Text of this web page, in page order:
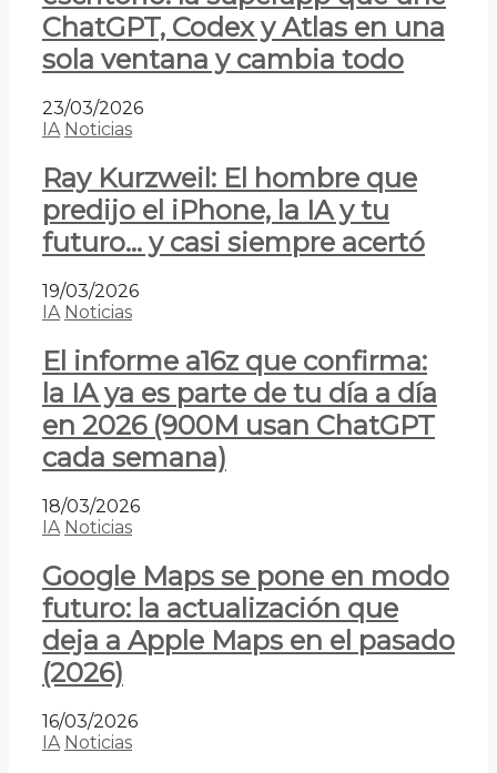
ChatGPT, Codex y Atlas en una
sola ventana y cambia todo
23/03/2026
IA Noticias
Ray Kurzweil: El hombre que
predijo el iPhone, la IA y tu
futuro… y casi siempre acertó
19/03/2026
IA Noticias
El informe a16z que confirma:
la IA ya es parte de tu día a día
en 2026 (900M usan ChatGPT
cada semana)
18/03/2026
IA Noticias
Google Maps se pone en modo
futuro: la actualización que
deja a Apple Maps en el pasado
(2026)
16/03/2026
IA Noticias